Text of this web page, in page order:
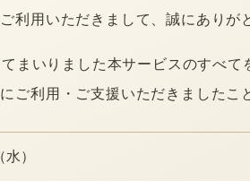
利用いただきまして、誠にありが
まいりました本サービスのすべて
ご利用・ご支援いただきましたこ
）